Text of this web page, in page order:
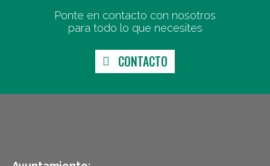
Ponte en contacto con nosotros
para todo lo que necesites
CONTACTO